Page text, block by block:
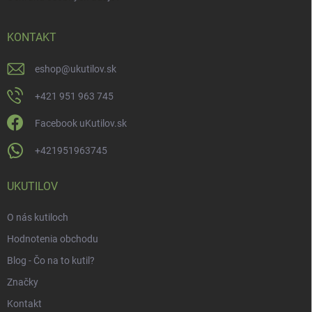
KONTAKT
eshop@ukutilov.sk
+421 951 963 745
Facebook uKutilov.sk
+421951963745
UKUTILOV
O nás kutiloch
Hodnotenia obchodu
Blog - Čo na to kutil?
Značky
Kontakt